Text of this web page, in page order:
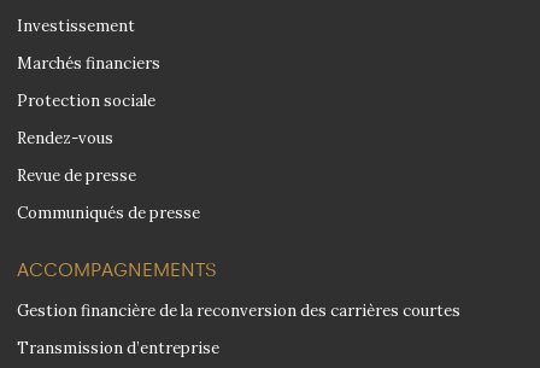
Investissement
Marchés financiers
Protection sociale
Rendez-vous
Revue de presse
Communiqués de presse
ACCOMPAGNEMENTS
Gestion financière de la reconversion des carrières courtes
Transmission d’entreprise